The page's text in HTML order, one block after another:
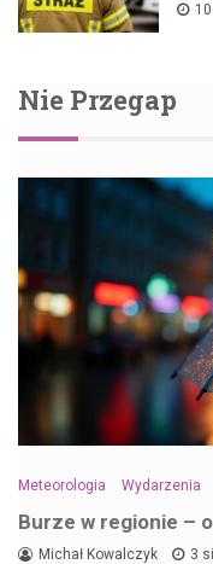
Nie Przegap
Meteorologia Wydarzenia
Burze w regionie –
Michał Kowalczyk 3